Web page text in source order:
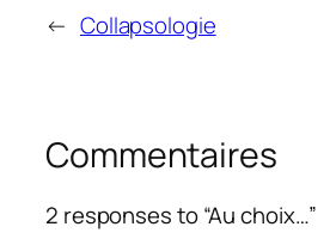
← Collapsologie
Commentaires
2 responses to “Au choix…”